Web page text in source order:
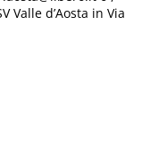
Valle d’Aosta in Via